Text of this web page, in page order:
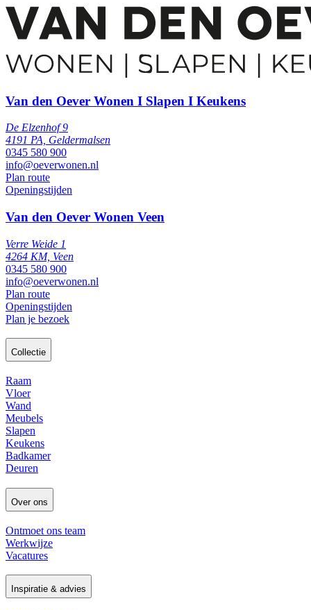
Van den Oever Wonen I Slapen I Keukens
De Elzenhof 9
4191 PA, Geldermalsen
0345 580 900
info@oeverwonen.nl
Plan route
Openingstijden
Van den Oever Wonen Veen
Verre Weide 1
4264 KM, Veen
0345 580 900
info@oeverwonen.nl
Plan route
Openingstijden
Plan je bezoek
Collectie
Raam
Vloer
Wand
Meubels
Slapen
Keukens
Badkamer
Deuren
Over ons
Ontmoet ons team
Werkwijze
Vacatures
Inspiratie & advies